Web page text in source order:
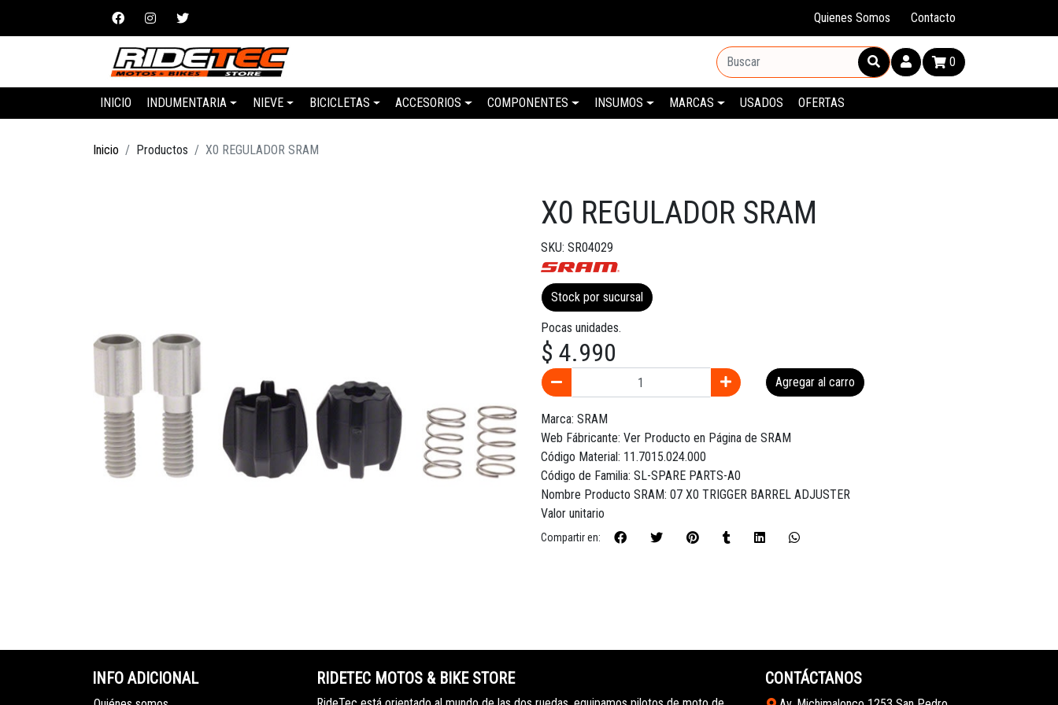
Quienes Somos Contacto
0
INICIO INDUMENTARIA NIEVE BICICLETAS ACCESORIOS COMPONENTES INSUMOS MARCAS USADOS OFERTAS
Inicio Productos X0 REGULADOR SRAM
X0 REGULADOR SRAM
SKU: SR04029
Stock por sucursal
Pocas unidades.
$ 4.990
Agregar al carro
Marca: SRAM
Web Fábricante: Ver Producto en Página de SRAM
Código Material: 11.7015.024.000
Código de Familia: SL-SPARE PARTS-A0
Nombre Producto SRAM: 07 X0 TRIGGER BARREL ADJUSTER
Valor unitario
Compartir en:
INFO ADICIONAL RIDETEC MOTOS & BIKE STORE CONTÁCTANOS